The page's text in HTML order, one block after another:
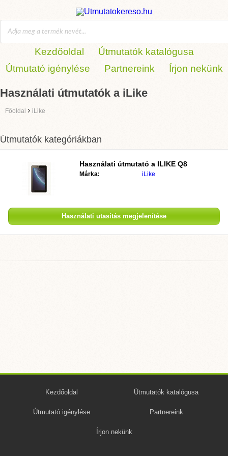
Kezdőoldal
Útmutatók katalógusa
Útmutató igénylése
Partnereink Írjon nekünk
Használati útmutatók a iLike
Főoldal › iLike
Útmutatók kategóriákban
Használati útmutató a ILIKE Q8
Márka: iLike
Használati utasítás megjelenítése
Kezdőoldal Útmutatók katalógusa
Útmutató igénylése Partnereink
Írjon nekünk